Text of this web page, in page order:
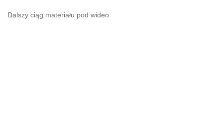
Dalszy ciąg materiału pod wideo